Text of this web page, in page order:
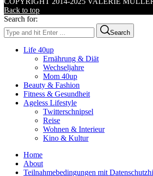
Back to top
Search for:
Search
Life 40up
Ernährung & Diät
Wechseljahre
Mom 40up
Beauty & Fashion
Fitness & Gesundheit
Ageless Lifestyle
Twitterschnipsel
Reise
Wohnen & Interieur
Kino & Kultur
Home
About
Teilnahmebedingungen mit